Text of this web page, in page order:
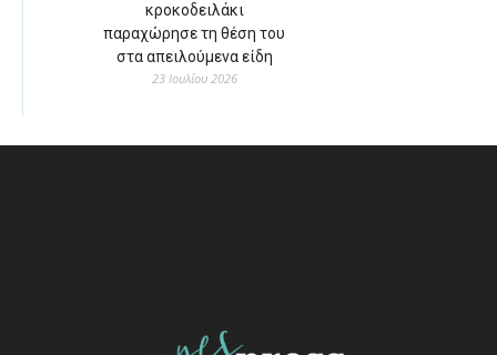
κροκοδειλάκι
παραχώρησε τη θέση του
στα απειλούμενα είδη
23 Ιουλίου 2026